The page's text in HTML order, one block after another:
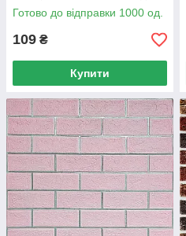
цеглу для стін, Декоративні
панелі
Готово до відправки 1000 од.
109 ₴
Купити